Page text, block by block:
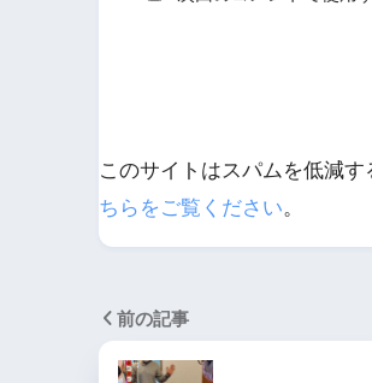
このサイトはスパムを低減す
ちらをご覧ください。
前の記事